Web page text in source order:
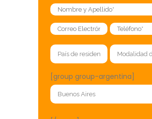
[group group-argentina]